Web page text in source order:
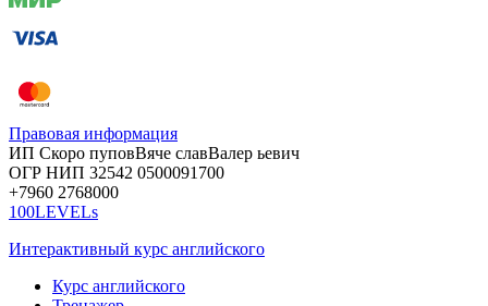
Правовая информация
ИП Скоро пуповВяче славВалер ьевич
ОГР НИП 32542 0500091700
+7960 2768000
100LEVELs
Интерактивный курс английского
Курс английского